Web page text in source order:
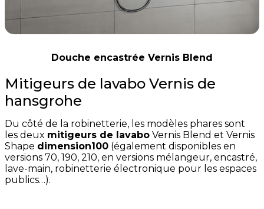
Douche encastrée Vernis Blend
Mitigeurs de lavabo Vernis de
hansgrohe
Du côté de la robinetterie, les modèles phares sont
les deux mitigeurs de lavabo Vernis Blend et Vernis
Shape dimension100 (également disponibles en
versions 70, 190, 210, en versions mélangeur, encastré,
lave-main, robinetterie électronique pour les espaces
publics…).